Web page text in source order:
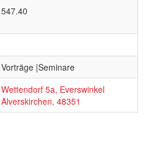
547.40
Vorträge |Seminare
Wettendorf 5a, Everswinkel
Alverskirchen, 48351